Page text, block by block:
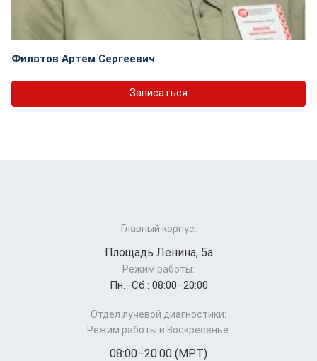
Филатов Артем Сергеевич
Записаться
Главный корпус:
Площадь Ленина, 5а
Режим работы:
Пн.–Cб.: 08:00–20:00
Отдел лучевой диагностики:
Режим работы в Воскресенье:
08:00–20:00 (МРТ)